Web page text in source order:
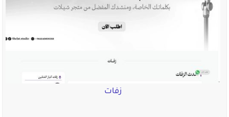
زفات